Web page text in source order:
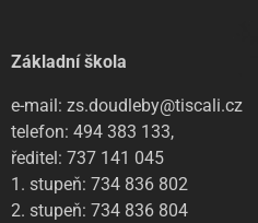
Základní škola
e-mail: zs.doudleby@tiscali.cz
telefon: 494 383 133,
ředitel: 737 141 045
1. stupeň: 734 836 802
2. stupeň: 734 836 804